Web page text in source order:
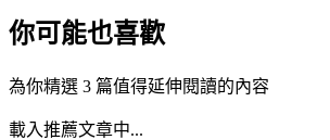
你可能也喜歡
為你精選 3 篇值得延伸閱讀的內容
載入推薦文章中...